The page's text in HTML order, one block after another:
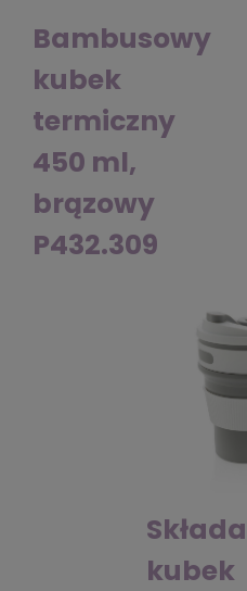
Bambusowy
kubek
termiczny
450 ml,
brązowy
P432.309
kubek